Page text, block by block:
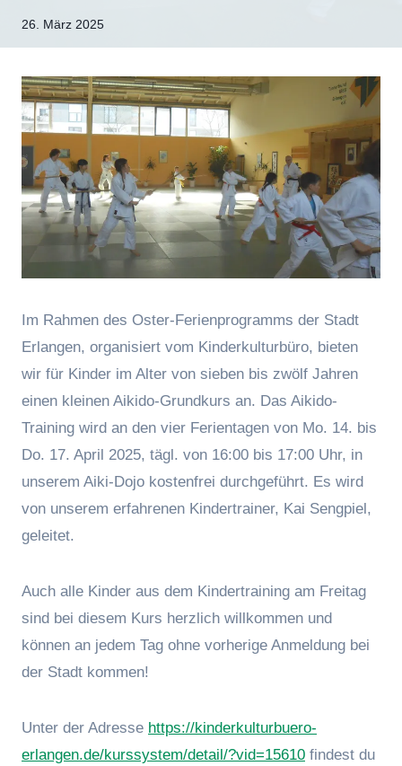
Von
Jasmin
26. März 2025
Im Rahmen des Oster-Ferienprogramms der Stadt
Erlangen, organisiert vom Kinderkulturbüro, bieten
wir für Kinder im Alter von sieben bis zwölf Jahren
einen kleinen Aikido-Grundkurs an. Das Aikido-
Training wird an den vier Ferientagen von Mo. 14. bis
Do. 17. April 2025, tägl. von 16:00 bis 17:00 Uhr, in
unserem Aiki-Dojo kostenfrei durchgeführt. Es wird
von unserem erfahrenen Kindertrainer, Kai Sengpiel,
geleitet.
Auch alle Kinder aus dem Kindertraining am Freitag
sind bei diesem Kurs herzlich willkommen und
können an jedem Tag ohne vorherige Anmeldung bei
der Stadt kommen!
Unter der Adresse https://kinderkulturbuero-
erlangen.de/kurssystem/detail/?vid=15610 findest du